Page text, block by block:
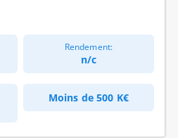
Rendement:
n/c
Moins de500 K€